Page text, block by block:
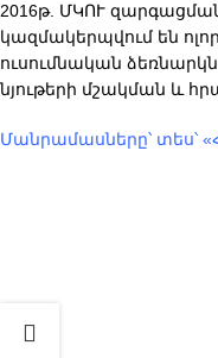
2016թ. ՄԿՈՒ
կազմակերպվում են
ուսումնական
նյութերի մշակման և
Մանրամասները՝ տես՝